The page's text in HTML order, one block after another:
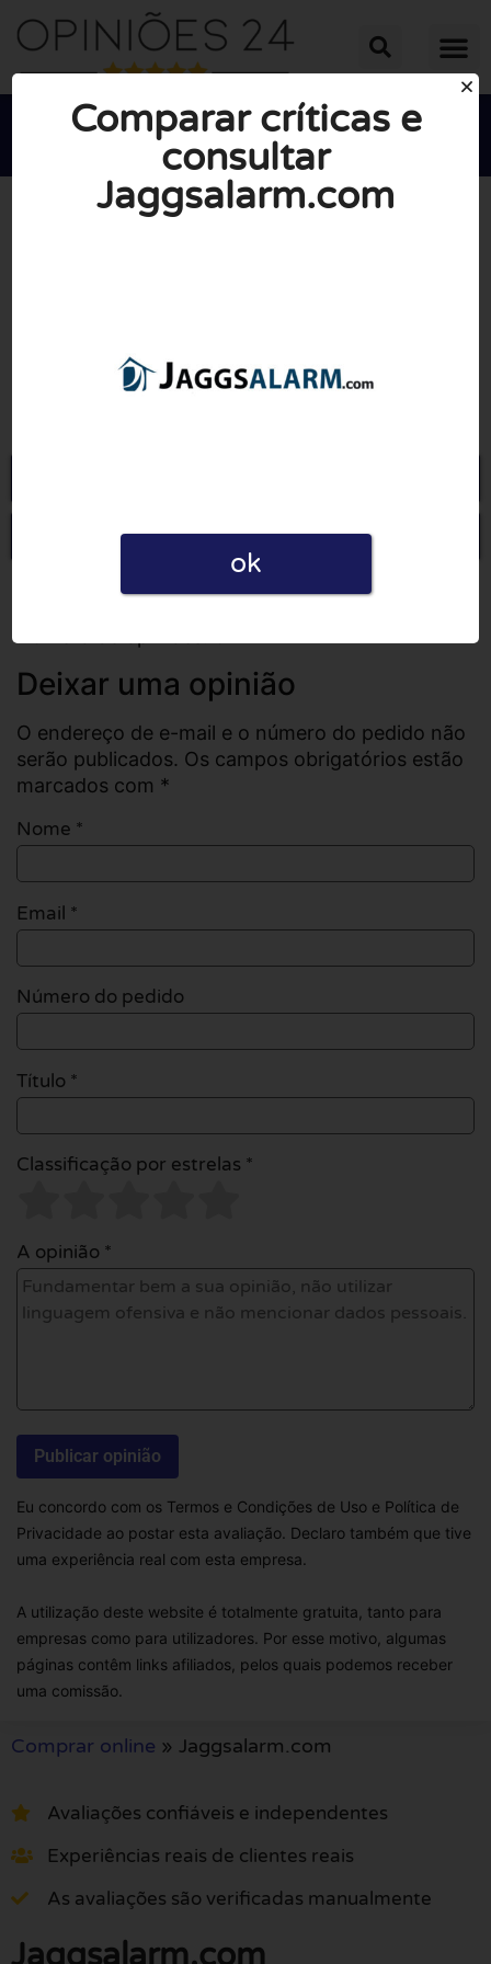

Escrever uma opinião
Todas as opiniões
Deixar uma opinião
O endereço de e-mail e o número do pedido não
serão publicados. Os campos obrigatórios estão
marcados com *
Nome *
Email *
Número do pedido
Título *
Classificação por estrelas *
A opinião *
Eu concordo com os Termos e Condições de Uso e Política de
Privacidade ao postar esta avaliação. Declaro também que tive
uma experiência real com esta empresa.
A utilização deste website é totalmente gratuita, tanto para
empresas como para utilizadores. Por esse motivo, algumas
páginas contêm links afiliados, pelos quais podemos receber
uma comissão.
Comprar online » Jaggsalarm.com
Avaliações confiáveis e independentes
Experiências reais de clientes reais
As avaliações são verificadas manualmente
Jaggsalarm.com
Comparar críticas e
consultar
Jaggsalarm.com
ok